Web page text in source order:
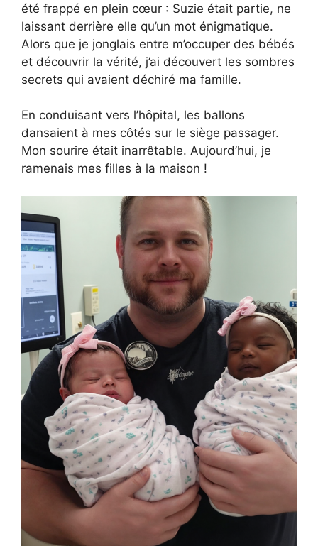
été frappé en plein cœur : Suzie était partie, ne
laissant derrière elle qu’un mot énigmatique.
Alors que je jonglais entre m’occuper des bébés
et découvrir la vérité, j’ai découvert les sombres
secrets qui avaient déchiré ma famille.
En conduisant vers l’hôpital, les ballons
dansaient à mes côtés sur le siège passager.
Mon sourire était inarrêtable. Aujourd’hui, je
ramenais mes filles à la maison !